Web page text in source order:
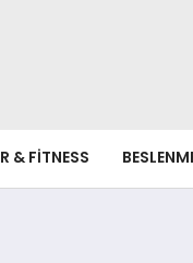
& FITNESS